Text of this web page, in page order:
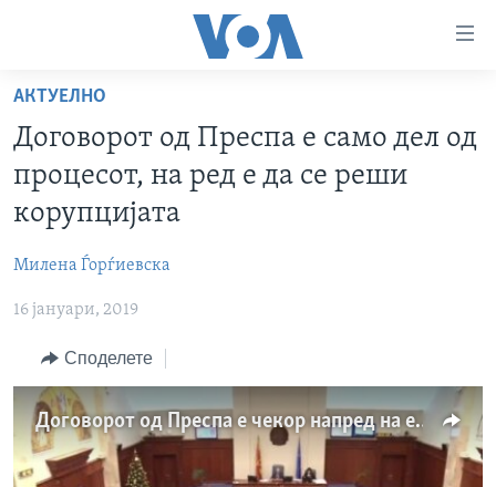
пристапност
Премини
на
главната
содржина
Премини
до
за
навигација
Пребарувај
РУБРИКИ
ЕКОНОМИЈА
ПОЛИТИКА
ЗДРАВЈЕ
НАУКА
УМЕТНОСТ И ЗАБАВА
ФОТОГАЛЕРИИ
АРХИВИРАНА ПРОГРАМА
NEWSFLASH - АРХИВА
ВЕСТИ ОД САД ВО МИНУТА - АРХИВА
ИЗБОРИ ВО САД 2020 - АРХИВА
ЗА НАС
НАКУСО...
АКТУЕЛНО
Договорот од Преспа е само дел од
процесот, на ред е да се реши
корупцијата
Милена Ѓорѓиевска
16 јануари, 2019
Споделете
Договорот од Преспа е чекор напред на економски план за Македонија